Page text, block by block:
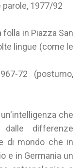
parole, 1977/92
folla in Piazza San
lingue (come le
72 (postumo,
che
differenze
di mondo che in
e in Germania un